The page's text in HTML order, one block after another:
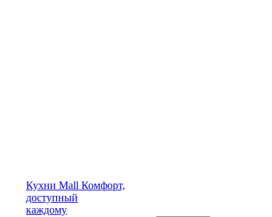
Кухни Mall Комфорт,
доступный
каждому